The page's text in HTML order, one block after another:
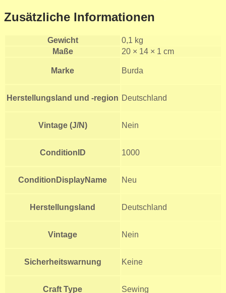
Zusätzliche Informationen
Gewicht
0,1 kg
Maße
20 × 14 × 1 cm
Marke Burda
Herstellungsland und -region Deutschland
Vintage (J/N) Nein
ConditionID 1000
ConditionDisplayName Neu
Herstellungsland Deutschland
Vintage Nein
Sicherheitswarnung Keine
Craft Type Sewing